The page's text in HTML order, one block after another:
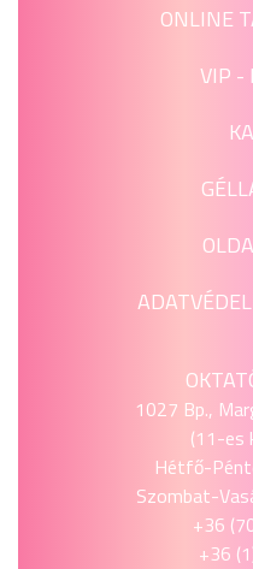
ONLINE
VIP -
1027 Bp.,
(11-es
Hétfő-
Szombat-
+36
+36